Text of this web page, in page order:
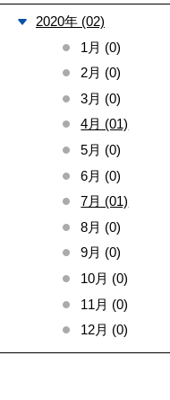
2020年 (02)
1月 (0)
2月 (0)
3月 (0)
4月 (01)
5月 (0)
6月 (0)
7月 (01)
8月 (0)
9月 (0)
10月 (0)
11月 (0)
12月 (0)